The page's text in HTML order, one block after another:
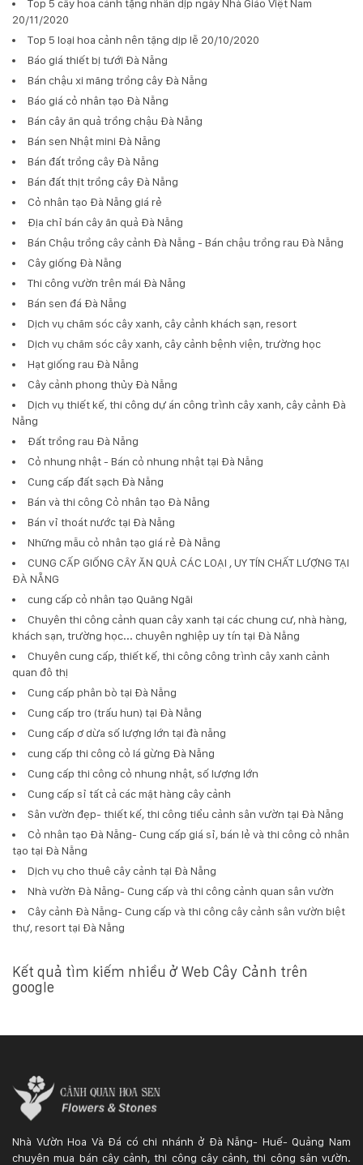
Top 5 cây hoa cảnh tặng nhân dịp ngày Nhà Giáo Việt Nam
20/11/2020
Top 5 loại hoa cảnh nên tặng dịp lễ 20/10/2020
Báo giá thiết bị tưới Đà Nẵng
Bán chậu xi măng trồng cây Đà Nẵng
Báo giá cỏ nhân tạo Đà Nẵng
Bán cây ăn quả trồng chậu Đà Nẵng
Bán sen Nhật mini Đà Nẵng
Bán đất trồng cây Đà Nẵng
Bán đất thịt trồng cây Đà Nẵng
Cỏ nhân tạo Đà Nẵng giá rẻ
Địa chỉ bán cây ăn quả Đà Nẵng
Bán Chậu trồng cây cảnh Đà Nẵng - Bán chậu trồng rau Đà Nẵng
Cây giống Đà Nẵng
Thi công vườn trên mái Đà Nẵng
Bán sen đá Đà Nẵng
Dịch vụ chăm sóc cây xanh, cây cảnh khách sạn, resort
Dịch vụ chăm sóc cây xanh, cây cảnh bệnh viện, trường học
Hạt giống rau Đà Nẵng
Cây cảnh phong thủy Đà Nẵng
Dịch vụ thiết kế, thi công dự án công trình cây xanh, cây cảnh Đà
Nẵng
Đất trồng rau Đà Nẵng
Cỏ nhung nhật - Bán cỏ nhung nhật tại Đà Nẵng
Cung cấp đất sạch Đà Nẵng
Bán và thi công Cỏ nhân tạo Đà Nẵng
Bán vỉ thoát nước tại Đà Nẵng
Những mẫu cỏ nhân tạo giá rẻ Đà Nẵng
CUNG CẤP GIỐNG CÂY ĂN QUẢ CÁC LOẠI , UY TÍN CHẤT LƯỢNG TẠI
ĐÀ NẴNG
cung cấp cỏ nhân tạo Quãng Ngãi
Chuyên thi công cảnh quan cây xanh tại các chung cư, nhà hàng,
khách sạn, trường học... chuyên nghiệp uy tín tại Đà Nẵng
Chuyên cung cấp, thiết kế, thi công công trình cây xanh cảnh
quan đô thị
Cung cấp phân bò tại Đà Nẵng
Cung cấp tro (trấu hun) tại Đà Nẵng
Cung cấp ơ dừa số lượng lớn tại đà nẵng
cung cấp thi công cỏ lá gừng Đà Nẵng
Cung cấp thi công cỏ nhung nhật, số lượng lớn
Cung cấp sỉ tất cả các mặt hàng cây cảnh
Sân vườn đẹp- thiết kế, thi công tiểu cảnh sân vườn tại Đà Nẵng
Cỏ nhân tạo Đà Nẵng- Cung cấp giá sỉ, bán lẻ và thi công cỏ nhân
tạo tại Đà Nẵng
Dịch vụ cho thuê cây cảnh tại Đà Nẵng
Nhà vườn Đà Nẵng- Cung cấp và thi công cảnh quan sân vườn
Cây cảnh Đà Nẵng- Cung cấp và thi công cây cảnh sân vườn biệt
thự, resort tại Đà Nẵng
Kết quả tìm kiếm nhiều ở Web Cây Cảnh trên
google
Nhà Vườn Hoa Và Đá có chi nhánh ở Đà Nẵng- Huế- Quảng Nam
chuyên mua bán cây cảnh, thi công cây cảnh, thi công sân vườn.